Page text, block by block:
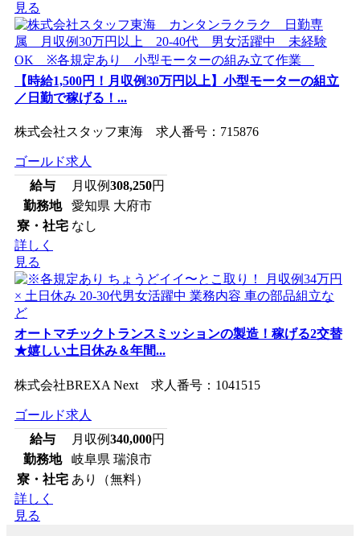
見る
【時給1,500円！月収例30万円以上】小型モーターの組立
／日勤で稼げる！...
株式会社スタッフ東海 求人番号：715876
ゴールド求人
給与
月収例308,250円
勤務地
愛知県 大府市
寮・社宅 なし
詳しく
見る
オートマチックトランスミッションの製造！稼げる2交替
★嬉しい土日休み＆年間...
株式会社BREXA Next 求人番号：1041515
ゴールド求人
給与
月収例340,000円
勤務地
岐阜県 瑞浪市
寮・社宅 あり（無料）
詳しく
見る